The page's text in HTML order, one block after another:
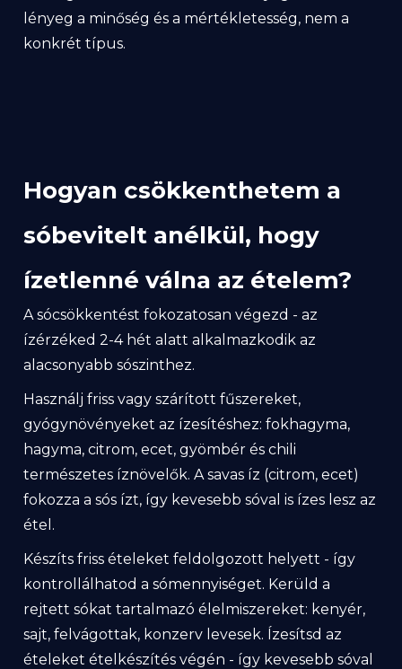
lényeg a minőség és a mértékletesség, nem a
konkrét típus.
Hogyan csökkenthetem a
sóbevitelt anélkül, hogy
ízetlenné válna az ételem?
A sócsökkentést fokozatosan végezd - az
ízérzéked 2-4 hét alatt alkalmazkodik az
alacsonyabb sószinthez.
Használj friss vagy szárított fűszereket,
gyógynövényeket az ízesítéshez: fokhagyma,
hagyma, citrom, ecet, gyömbér és chili
természetes íznövelők. A savas íz (citrom, ecet)
fokozza a sós ízt, így kevesebb sóval is ízes lesz az
étel.
Készíts friss ételeket feldolgozott helyett - így
kontrollálhatod a sómennyiséget. Kerüld a
rejtett sókat tartalmazó élelmiszereket: kenyér,
sajt, felvágottak, konzerv levesek. Ízesítsd az
ételeket ételkészítés végén - így kevesebb sóval